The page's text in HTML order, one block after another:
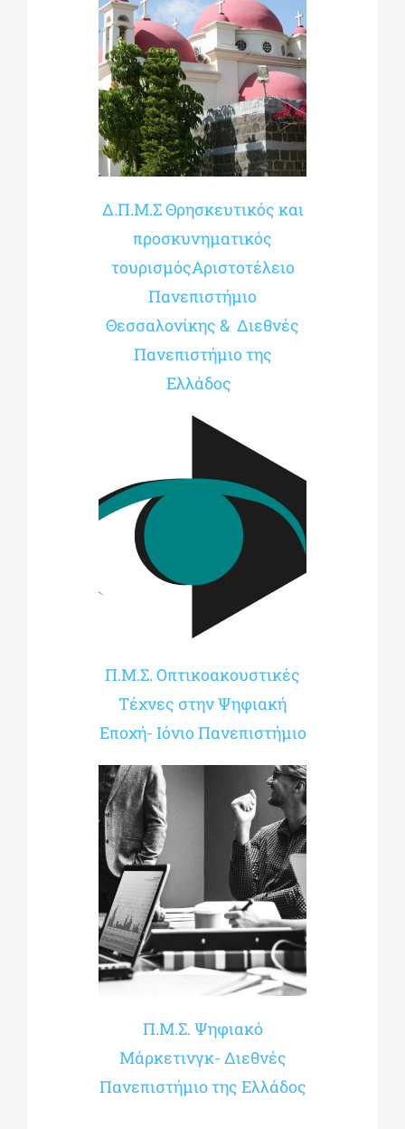
Δ.Π.Μ.Σ Θρησκευτικός και
προσκυνηματικός
τουρισμόςΑριστοτέλειο
Πανεπιστήμιο
Θεσσαλονίκης & Διεθνές
Πανεπιστήμιο της
Ελλάδος
Π.Μ.Σ. Οπτικοακουστικές
Τέχνες στην Ψηφιακή
Εποχή- Ιόνιο Πανεπιστήμιο
Π.Μ.Σ. Ψηφιακό
Μάρκετινγκ- Διεθνές
Πανεπιστήμιο της Ελλάδος